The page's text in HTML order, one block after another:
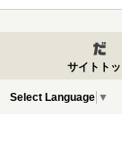
サイトト
Select Language ▼